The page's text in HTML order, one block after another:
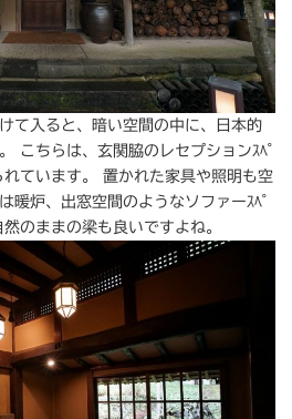
て入ると、暗い空間の中に、日本的
こちらは、玄関脇のレセプションｽﾍﾟ
ています。 置かれた家具や照明も空
暖炉、出窓空間のようなソファーｽﾍﾟ
のままの梁も良いですよね。